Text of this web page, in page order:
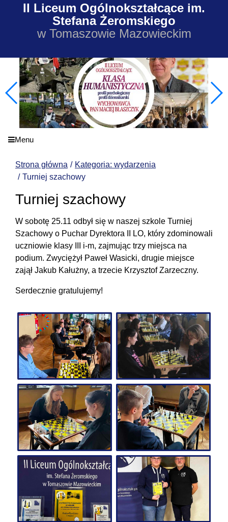
II Liceum Ogólnokształcące im.
Stefana Żeromskiego
w Tomaszowie Mazowieckim
Menu
Strona główna
Kategoria: wydarzenia
Turniej szachowy
Turniej szachowy
W sobotę 25.11 odbył się w naszej szkole Turniej
Szachowy o Puchar Dyrektora II LO, który zdominowali
uczniowie klasy III i-m, zajmując trzy miejsca na
podium. Zwyciężył Paweł Wasicki, drugie miejsce
zajął Jakub Kałużny, a trzecie Krzysztof Zarzeczny.
Serdecznie gratulujemy!